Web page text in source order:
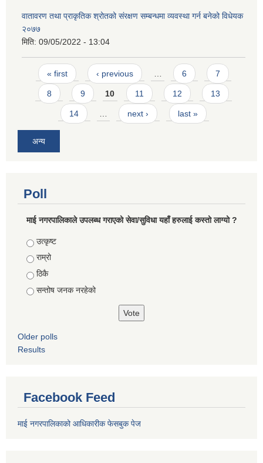
वातावरण तथा प्राकृतिक श्रोतको संरक्षण सम्बन्धमा व्यवस्था गर्न बनेको विधेयक
२०७७
मिति: 09/05/2022 - 13:04
Pages
« first ‹ previous … 6 7
8 9 10 11 12 13
14 … next › last »
अन्य
Poll
माई नगरपालिकाले उपलब्ध गराएको सेवा/सुविधा यहाँ हरुलाई कस्तो लाग्यो ?
Choices
उत्कृष्ट
राम्रो
ठिकै
सन्तोष जनक नरहेको
Older polls
Results
Facebook Feed
माई नगरपालिकाको आधिकारीक फेसबुक पेज